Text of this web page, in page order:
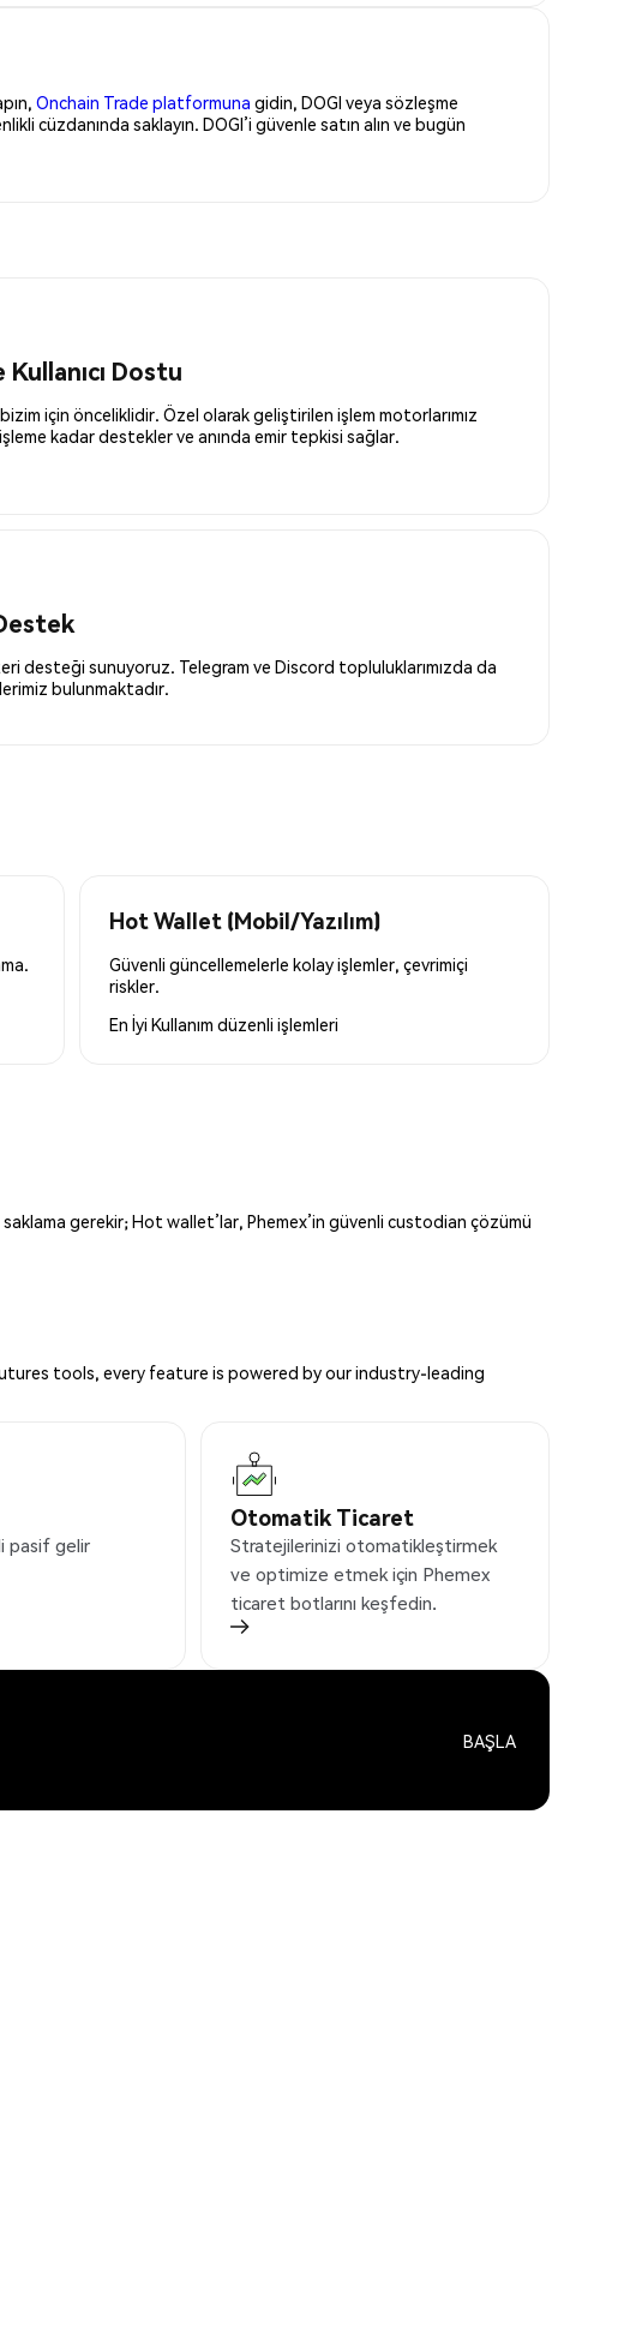
Onchain Trade platformuna gidin, DOGI veya sözleşme
cüzdanında saklayın. DOGI’i güvenle satın alın ve bugün
Dostu
için önceliklidir. Özel olarak geliştirilen işlem motorlarımız
kadar destekler ve anında emir tepkisi sağlar.
desteği sunuyoruz. Telegram ve Discord topluluklarımızda da
bulunmaktadır.
Hot Wallet (Mobil/Yazılım)
Güvenli güncellemelerle kolay işlemler, çevrimiçi
riskler.
En İyi Kullanım düzenli işlemleri
gerekir; Hot wallet’lar, Phemex’in güvenli custodian çözümü
tools, every feature is powered by our industry-leading
pasif gelir
Otomatik Ticaret
Stratejilerinizi otomatikleştirmek
ve optimize etmek için Phemex
ticaret botlarını keşfedin.
BAŞLA